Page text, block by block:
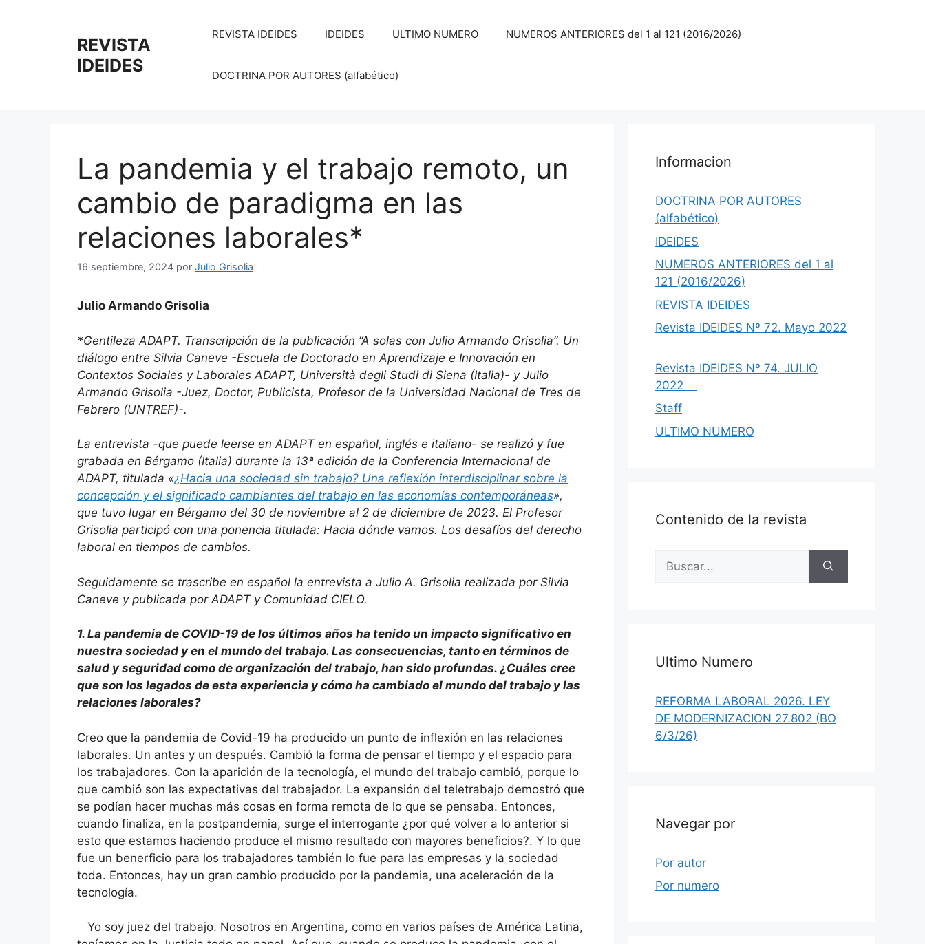
REVISTA
IDEIDES
REVISTA IDEIDES IDEIDES ULTIMO NUMERO NUMEROS ANTERIORES del 1 al 121 (2016/2026)
DOCTRINA POR AUTORES (alfabético)
La pandemia y el trabajo remoto, un
cambio de paradigma en las
relaciones laborales*
16 septiembre, 2024 por Julio Grisolia
Julio Armando Grisolia
*Gentileza ADAPT. Transcripción de la publicación “A solas con Julio Armando Grisolia”. Un
diálogo entre Silvia Caneve -Escuela de Doctorado en Aprendizaje e Innovación en
Contextos Sociales y Laborales ADAPT, Università degli Studi di Siena (Italia)- y Julio
Armando Grisolia -Juez, Doctor, Publicista, Profesor de la Universidad Nacional de Tres de
Febrero (UNTREF)-.
La entrevista -que puede leerse en ADAPT en español, inglés e italiano- se realizó y fue
grabada en Bérgamo (Italia) durante la 13ª edición de la Conferencia Internacional de
ADAPT, titulada «¿Hacia una sociedad sin trabajo? Una reflexión interdisciplinar sobre la
concepción y el significado cambiantes del trabajo en las economías contemporáneas»,
que tuvo lugar en Bérgamo del 30 de noviembre al 2 de diciembre de 2023. El Profesor
Grisolia participó con una ponencia titulada: Hacia dónde vamos. Los desafíos del derecho
laboral en tiempos de cambios.
Seguidamente se trascribe en español la entrevista a Julio A. Grisolia realizada por Silvia
Caneve y publicada por ADAPT y Comunidad CIELO.
1. La pandemia de COVID-19 de los últimos años ha tenido un impacto significativo en
nuestra sociedad y en el mundo del trabajo. Las consecuencias, tanto en términos de
salud y seguridad como de organización del trabajo, han sido profundas. ¿Cuáles cree
que son los legados de esta experiencia y cómo ha cambiado el mundo del trabajo y las
relaciones laborales?
Creo que la pandemia de Covid-19 ha producido un punto de inflexión en las relaciones
laborales. Un antes y un después. Cambió la forma de pensar el tiempo y el espacio para
los trabajadores. Con la aparición de la tecnología, el mundo del trabajo cambió, porque lo
que cambió son las expectativas del trabajador. La expansión del teletrabajo demostró que
se podían hacer muchas más cosas en forma remota de lo que se pensaba. Entonces,
cuando finaliza, en la postpandemia, surge el interrogante ¿por qué volver a lo anterior si
esto que estamos haciendo produce el mismo resultado con mayores beneficios?. Y lo que
fue un benerficio para los trabajadores también lo fue para las empresas y la sociedad
toda. Entonces, hay un gran cambio producido por la pandemia, una aceleración de la
tecnología.
Yo soy juez del trabajo. Nosotros en Argentina, como en varios países de América Latina,
Informacion
DOCTRINA POR AUTORES
(alfabético)
IDEIDES
NUMEROS ANTERIORES del 1 al
121 (2016/2026)
REVISTA IDEIDES
Revista IDEIDES Nº 72. Mayo 2022
Revista IDEIDES Nº 74. JULIO
2022
Staff
ULTIMO NUMERO
Contenido de la revista
Ultimo Numero
REFORMA LABORAL 2026. LEY
DE MODERNIZACION 27.802 (BO
6/3/26)
Navegar por
Por autor
Por numero